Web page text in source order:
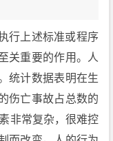
行上述标准或程序
关重要的作用。人
统计数据表明在生
伤亡事故占总数的
非常复杂，很难控